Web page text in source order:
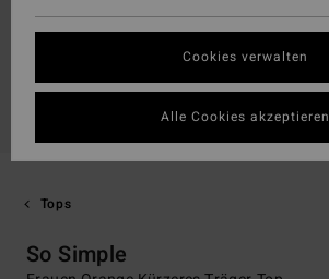
Tops
So Simple
Cookies verwalten
Alle Cookies akzeptieren